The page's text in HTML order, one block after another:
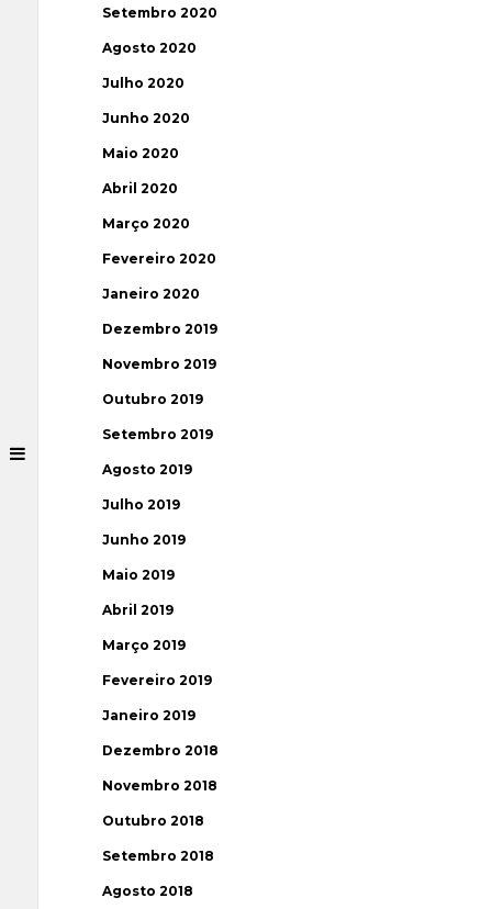
Setembro 2020
Agosto 2020
Julho 2020
Junho 2020
Maio 2020
Abril 2020
Março 2020
Fevereiro 2020
Janeiro 2020
Dezembro 2019
Novembro 2019
Outubro 2019
Setembro 2019
Agosto 2019
Julho 2019
Junho 2019
Maio 2019
Abril 2019
Março 2019
Fevereiro 2019
Janeiro 2019
Dezembro 2018
Novembro 2018
Outubro 2018
Setembro 2018
Agosto 2018